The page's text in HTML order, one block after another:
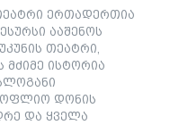
ერთადერთია
ააშენოს
თეატრი,
მძიმე ისტორია
დონის
და ყველა